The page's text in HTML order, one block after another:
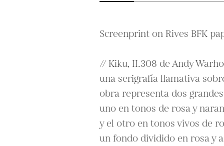
Screenprint on Rives BFK
// Kiku, II.308 de Andy
una serigrafía llamativa
obra representa dos
uno en tonos de rosa y
y el otro en tonos vivos de
un fondo dividido en rosa y